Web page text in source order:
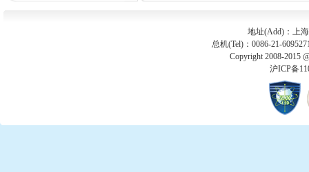
地址(Add)：上
总机(Tel)：0086-21-
Copyright 2008-2015
沪ICP备